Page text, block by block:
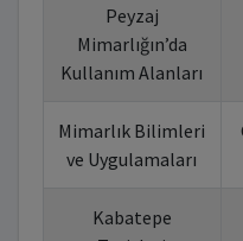
Peyzaj
Mimarlığın’da
Kullanım Alanları
Mimarlık Bilimleri
ve Uygulamaları
Kabatepe